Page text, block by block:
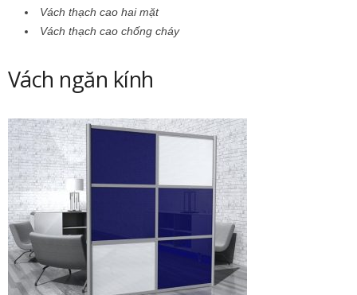
Vách thạch cao hai mặt
Vách thạch cao chống cháy
Vách ngăn kính